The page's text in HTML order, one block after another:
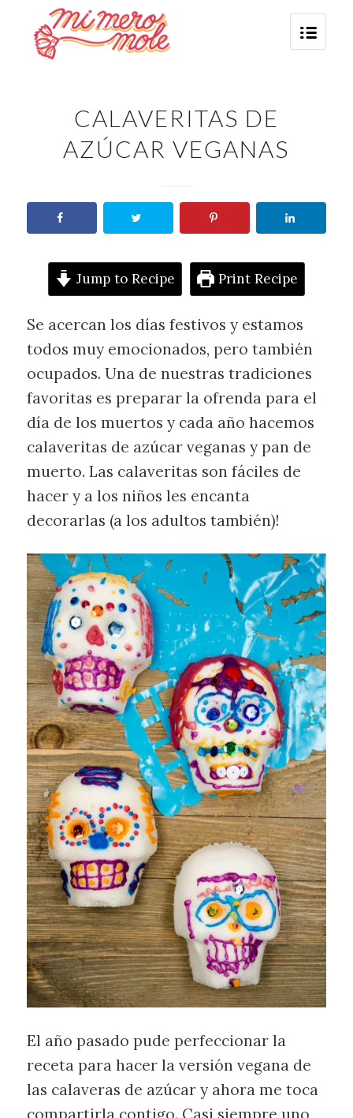
CALAVERITAS DE
AZÚCAR VEGANAS
Jump to Recipe Print Recipe
Se acercan los días festivos y estamos
todos muy emocionados, pero también
ocupados. Una de nuestras tradiciones
favoritas es preparar la ofrenda para el
día de los muertos y cada año hacemos
calaveritas de azúcar veganas y pan de
muerto. Las calaveritas son fáciles de
hacer y a los niños les encanta
decorarlas (a los adultos también)!
El año pasado pude perfeccionar la
receta para hacer la versión vegana de
las calaveras de azúcar y ahora me toca
compartirla contigo. Casi siempre uno